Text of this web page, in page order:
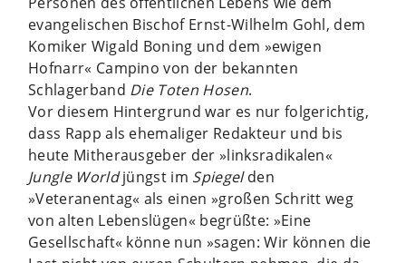
evangelischen Bischof Ernst-Wilhelm Gohl, dem
Komiker Wigald Boning und dem »ewigen
Hofnarr« Campino von der bekannten
Schlagerband Die Toten Hosen.
Vor diesem Hintergrund war es nur folgerichtig,
dass Rapp als ehemaliger Redakteur und bis
heute Mitherausgeber der »linksradikalen«
Jungle Worldjüngst im Spiegelden
»Veteranentag« als einen »großen Schritt weg
von alten Lebenslügen« begrüßte: »Eine
Gesellschaft« könne nun »sagen: Wir können die